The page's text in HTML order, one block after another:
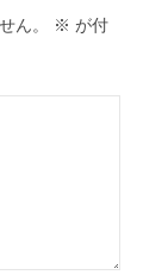
ん。 ※ が付